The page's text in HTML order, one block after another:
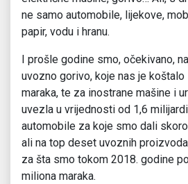
ne samo automobile, lijekove,
papir, vodu i hranu.
I prošle godine smo, očekivano,
uvozno gorivo, koje nas je
maraka, te za inostrane mašine i
uvezla u vrijednosti od 1,6
automobile za koje smo dali
ali na top deset uvoznih
za šta smo tokom 2018. godine
miliona maraka.